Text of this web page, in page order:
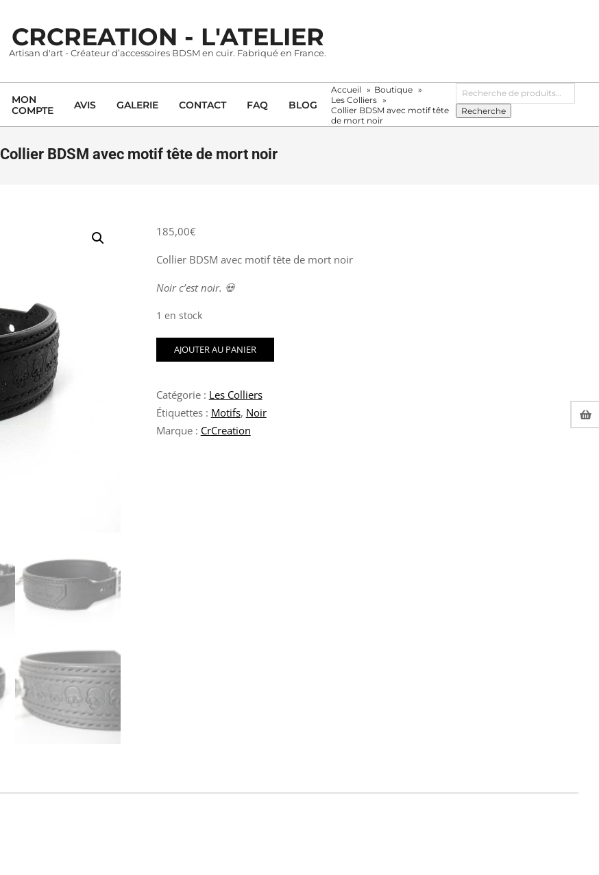
CRCREATION - L'ATELIER
Artisan d'art - Créateur d’accessoires BDSM en cuir. Fabriqué en France.
Primary
Navigation
Menu
MON
COMPTE
AVIS GALERIE CONTACT FAQ BLOG
Accueil
Boutique
Les Colliers
Collier BDSM avec motif tête
de mort noir
Recherche
pour :
Recherche
Collier BDSM avec motif tête de mort noir
185,00€
Collier BDSM avec motif tête de mort noir
Noir c’est noir. 💀
1 en stock
quantité
avec
motif
tête
AJOUTER AU PANIER
Catégorie : Les Colliers
Étiquettes : Motifs, Noir
Marque : CrCreation